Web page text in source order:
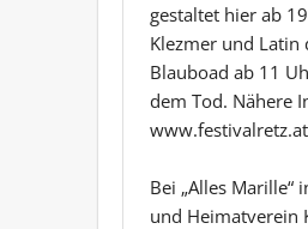
gestaltet hier ab
Klezmer und Latin
Blauboad ab 11
dem Tod. Nähere
Bei „Alles Marille“
und Heimatverein